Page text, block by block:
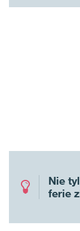
Nie
ferie